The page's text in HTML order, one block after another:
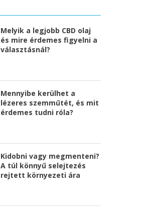
Melyik a legjobb CBD olaj
és mire érdemes figyelni a
választásnál?
Mennyibe kerülhet a
lézeres szemműtét, és mit
érdemes tudni róla?
Kidobni vagy megmenteni?
A túl könnyű selejtezés
rejtett környezeti ára